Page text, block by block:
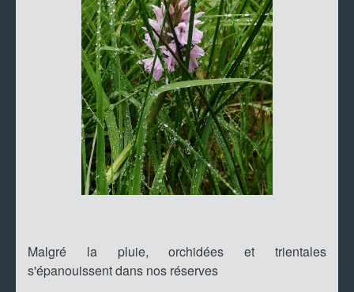
Malgré la pluie, orchidées et trientales
s'épanouissent dans nos réserves